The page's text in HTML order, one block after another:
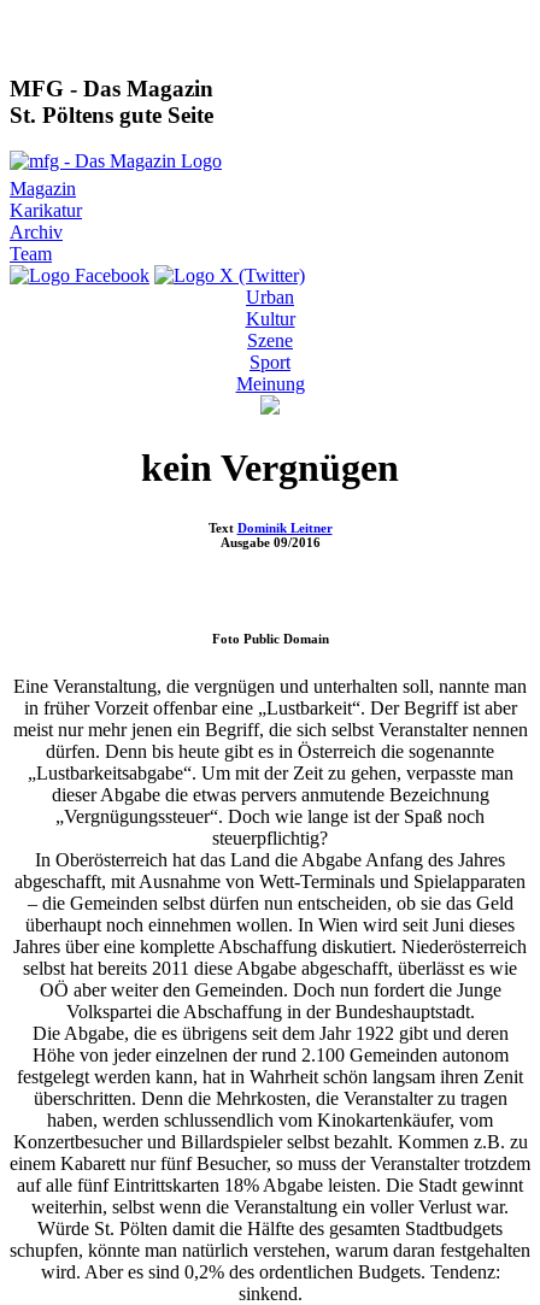
MFG - Das Magazin
St. Pöltens gute Seite
Magazin
Karikatur
Archiv
Team
Urban
Kultur
Szene
Sport
Meinung
kein Vergnügen
Text Dominik Leitner
Ausgabe 09/2016
Foto Public Domain
Eine Veranstaltung, die vergnügen und unterhalten soll, nannte man
in früher Vorzeit offenbar eine „Lustbarkeit“. Der Begriff ist aber
meist nur mehr jenen ein Begriff, die sich selbst Veranstalter nennen
dürfen. Denn bis heute gibt es in Österreich die sogenannte
„Lustbarkeitsabgabe“. Um mit der Zeit zu gehen, verpasste man
dieser Abgabe die etwas pervers anmutende Bezeichnung
„Vergnügungssteuer“. Doch wie lange ist der Spaß noch
steuerpflichtig?
In Oberösterreich hat das Land die Abgabe Anfang des Jahres
abgeschafft, mit Ausnahme von Wett-Terminals und Spielapparaten
– die Gemeinden selbst dürfen nun entscheiden, ob sie das Geld
überhaupt noch einnehmen wollen. In Wien wird seit Juni dieses
Jahres über eine komplette Abschaffung diskutiert. Niederösterreich
selbst hat bereits 2011 diese Abgabe abgeschafft, überlässt es wie
OÖ aber weiter den Gemeinden. Doch nun fordert die Junge
Volkspartei die Abschaffung in der Bundeshauptstadt.
Die Abgabe, die es übrigens seit dem Jahr 1922 gibt und deren
Höhe von jeder einzelnen der rund 2.100 Gemeinden autonom
festgelegt werden kann, hat in Wahrheit schön langsam ihren Zenit
überschritten. Denn die Mehrkosten, die Veranstalter zu tragen
haben, werden schluss­endlich vom Kinokartenkäufer, vom
Konzertbesucher und Billardspieler selbst bezahlt. Kommen z.B. zu
einem Kabarett nur fünf Besucher, so muss der Veranstalter trotzdem
auf alle fünf Eintrittskarten 18% Abgabe leisten. Die Stadt gewinnt
weiterhin, selbst wenn die Veranstaltung ein voller Verlust war.
Würde St. Pölten damit die Hälfte des gesamten Stadtbudgets
schupfen, könnte man natürlich verstehen, warum daran festgehalten
wird. Aber es sind 0,2% des ordentlichen Budgets. Tendenz:
sinkend.